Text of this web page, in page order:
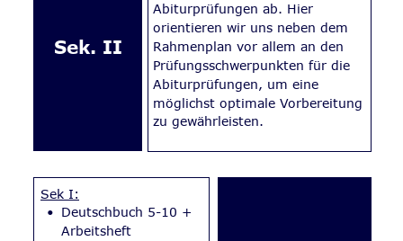
Sek I:
• Deutschbuch 5-10 +
Arbeitsheft
Sek. II
Abiturprüfungen ab. Hier
orientieren wir uns neben dem
Rahmenplan vor allem an den
Prüfungsschwerpunkten für die
Abiturprüfungen, um eine
möglichst optimale Vorbereitung
zu gewährleisten.